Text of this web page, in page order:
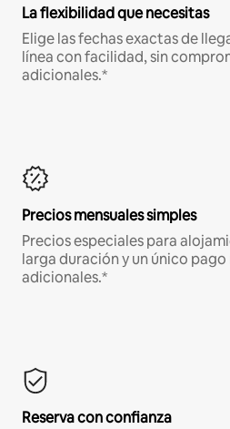
La flexibilidad que necesitas
Elige las fechas exactas de
línea con facilidad, sin
adicionales.*
Precios mensuales simples
Precios especiales para
larga duración y un único pago
adicionales.*
Reserva con confianza